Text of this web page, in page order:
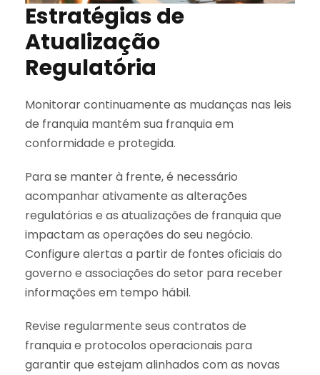
Estratégias de
Atualização
Regulatória
Monitorar continuamente as mudanças nas leis
de franquia mantém sua franquia em
conformidade e protegida.
Para se manter à frente, é necessário
acompanhar ativamente as alterações
regulatórias e as atualizações de franquia que
impactam as operações do seu negócio.
Configure alertas a partir de fontes oficiais do
governo e associações do setor para receber
informações em tempo hábil.
Revise regularmente seus contratos de
franquia e protocolos operacionais para
garantir que estejam alinhados com as novas